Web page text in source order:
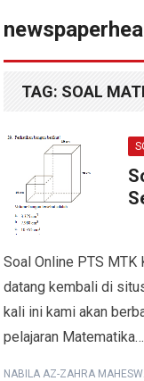
TAG: SOAL
Soal Online PTS
datang kembali di
kali ini kami akan
pelajaran
NABILA AZ-ZAHRA